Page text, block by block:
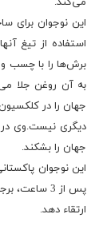
این نوجوان برای
استفاده از تیغ
برش‌ها را با چسب و
جهان را در
جهان را بشکند.
ارتقاء دهد.